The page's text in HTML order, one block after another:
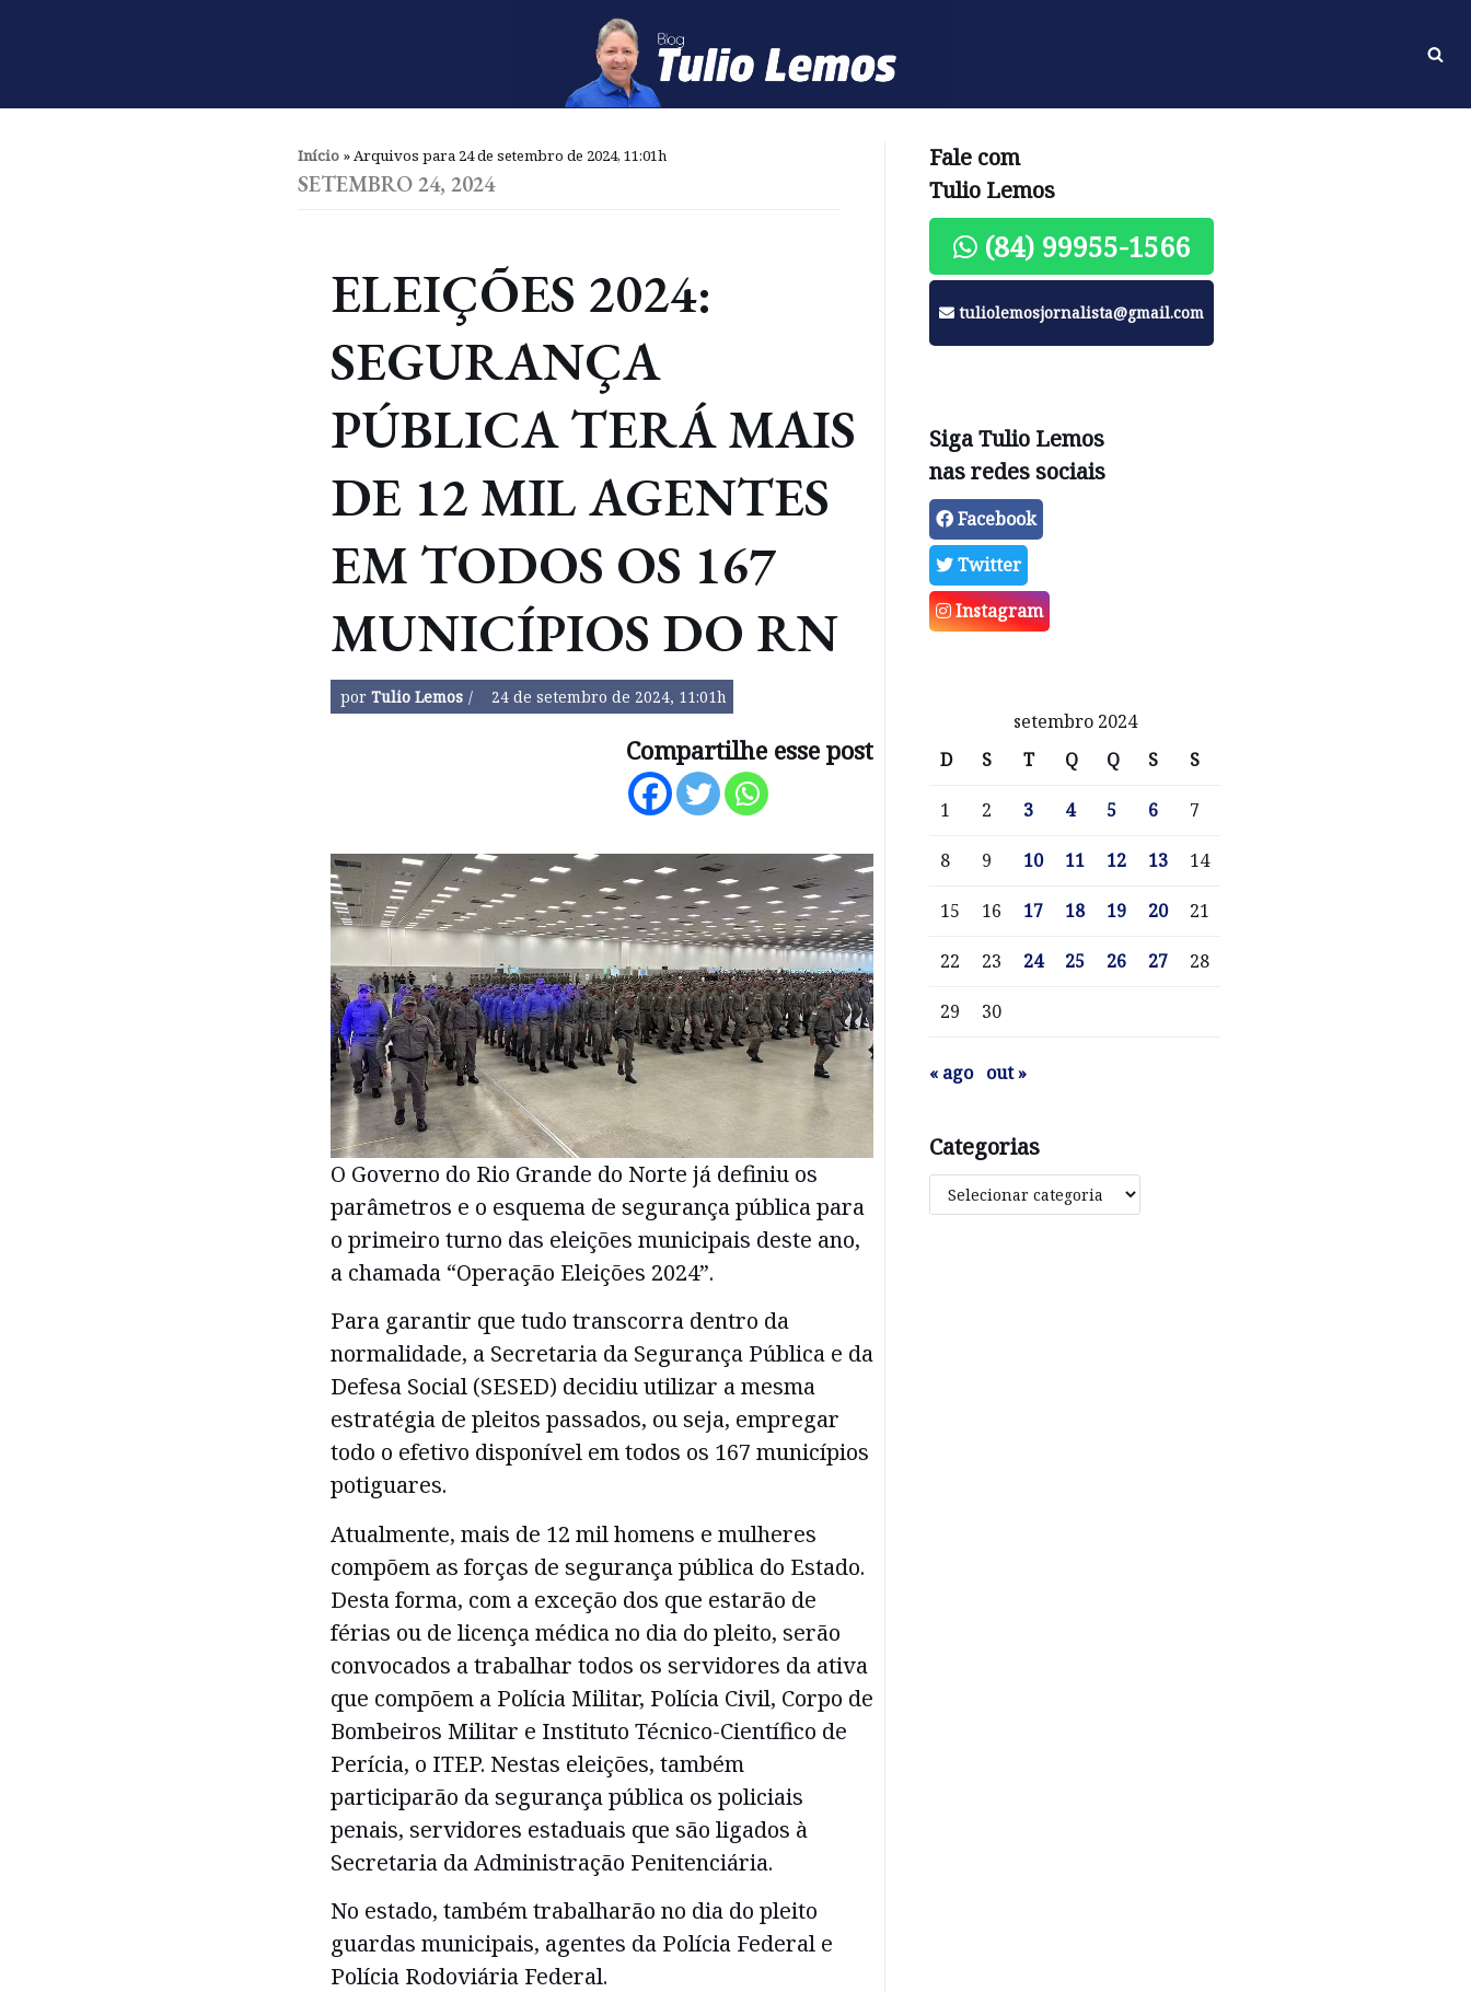
o
Início »Arquivos para 24 de setembro de 2024, 11:01h
SETEMBRO 24, 2024
ELEIÇÕES 2024:
SEGURANÇA
PÚBLICA TERÁ MAIS
DE 12 MIL AGENTES
EM TODOS OS 167
MUNICÍPIOS DO RN
por Tulio Lemos 24 de setembro de 2024, 11:01h
Compartilhe esse post
O Governo do Rio Grande do Norte já definiu os
parâmetros e o esquema de segurança pública para
o primeiro turno das eleições municipais deste ano,
a chamada “Operação Eleições 2024”.
Para garantir que tudo transcorra dentro da
normalidade, a Secretaria da Segurança Pública e da
Defesa Social (SESED) decidiu utilizar a mesma
estratégia de pleitos passados, ou seja, empregar
todo o efetivo disponível em todos os 167 municípios
potiguares.
Atualmente, mais de 12 mil homens e mulheres
compõem as forças de segurança pública do Estado.
Desta forma, com a exceção dos que estarão de
férias ou de licença médica no dia do pleito, serão
convocados a trabalhar todos os servidores da ativa
que compõem a Polícia Militar, Polícia Civil, Corpo de
Bombeiros Militar e Instituto Técnico-Científico de
Perícia, o ITEP. Nestas eleições, também
participarão da segurança pública os policiais
penais, servidores estaduais que são ligados à
Secretaria da Administração Penitenciária.
No estado, também trabalharão no dia do pleito
guardas municipais, agentes da Polícia Federal e
Polícia Rodoviária Federal.
Fale com
Tulio Lemos
(84) 99955-1566
tuliolemosjornalista@gmail.com
Siga Tulio Lemos
nas redes sociais
Facebook
Twitter
Instagram
setembro 2024
D
S T Q Q S S
1 2 3 4 5 6 7
8 9 10 11 12 13 14
15 16 17 18 19 20 21
22 23 24 25 26 27 28
29 30
« ago out »
Categorias